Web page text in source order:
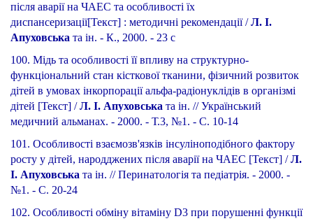
після аварії на ЧАЕС та особливості їх
диспансеризації[Текст] : методичні рекомендації /Л. І.
Апуховська та ін. - К., 2000. - 23 с
100. Мідь та особливості її впливу на структурно-
функціональний стан кісткової тканини, фізичний розвиток
дітей в умовах інкорпорації альфа-радіонуклідів в організмі
дітей [Текст] /Л. І. Апуховська та ін. // Український
медичний альманах. - 2000. - Т.3, №1. - С. 10-14
101. Особливості взаємозв'язків інсуліноподібного фактору
росту у дітей, народджених після аварії на ЧАЕС [Текст] /Л.
І. Апуховська та ін. // Перинатологія та педіатрія. - 2000. -
№1. - С. 20-24
102. Особливості обміну вітаміну D3 при порушенні функції